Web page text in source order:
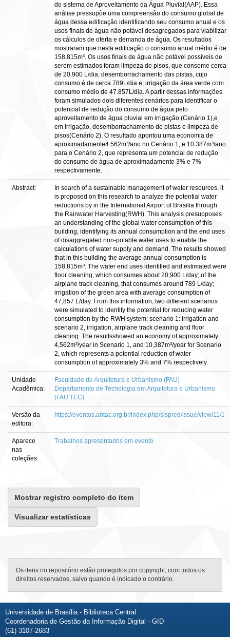
do sistema de Aproveitamento da Água Pluvial(AAP). Essa
análise pressupõe uma compreensão do consumo global de
água dessa edificação identificando seu consumo anual e os
usos finais de água não potável desagregados para viabilizar
os cálculos de oferta e demanda de água. Os resultados
mostraram que nesta edificação o consumo anual médio é de
158.815m³. Os usos finais de água não potável possíveis de
serem estimados foram limpeza de pisos, que consome cerca
de 20.900 L/dia; desemborrachamento das pistas, cujo
consumo é de cerca 789L/dia e; irrigação da área verde com
consumo médio de 47.857L/dia. A partir dessas informações
foram simulados dois diferentes cenários para identificar o
potencial de redução do consumo de água pelo
aproveitamento de água pluvial em irrigação (Cenário 1),e
em irrigação, desemborrachamento de pistas e limpeza de
pisos(Cenário 2). O resultado apontou uma economia de
aproximadamente4.562m³/ano no Cenário 1, e 10.387m³/ano
para o Cenário 2, que representa um potencial de redução
do consumo de água de aproximadamente 3% e 7%
respectivamente.
Abstract:
In search of a sustainable management of water resources, it
is proposed on this research to analyze the potential water
reductions by in the International Airport of Brasilia through
the Rainwater Harvesting(RWH). This analysis presupposes
an understanding of the global water consumption of this
building, identifying its annual consumption and the end uses
of disaggregated non-potable water uses to enable the
calculations of water supply and demand. The results showed
that in this building the average annual consumption is
158.815m³. The water end uses identified and estimated were
floor cleaning, which consumes about 20,900 L/day; of the
airplane track cleaning, that consumes around 789 L/day;
irrigation of the green area with average consumption of
47,857 L/day. From this information, two different scenarios
were simulated to identify the potential for reducing water
consumption by the RWH system: scenario 1: irrigation and
scenario 2, irrigation, airplane track cleaning and floor
cleaning. The resultsshowed an economy of approximately
4,562m³/year in Scenario 1, and 10,387m³/year for Scenario
2, which represents a potential reduction of water
consumption of approximately 3% and 7% respectively.
Unidade
Acadêmica:
Faculdade de Arquitetura e Urbanismo (FAU)
Departamento de Tecnologia em Arquitetura e Urbanismo
(FAU TEC)
Versão da
editora:
https://eventos.antac.org.br/index.php/sispred/issue/view/11/1
Aparece
nas
coleções:
Trabalhos apresentados em evento
Mostrar registro completo do item
Visualizar estatísticas
Os itens no repositório estão protegidos por copyright, com todos os
direitos reservados, salvo quando é indicado o contrário.
Universidade de Brasília - Biblioteca Central
Coordenadoria de Gestão da Informação Digital - GID
(61) 3107-2683